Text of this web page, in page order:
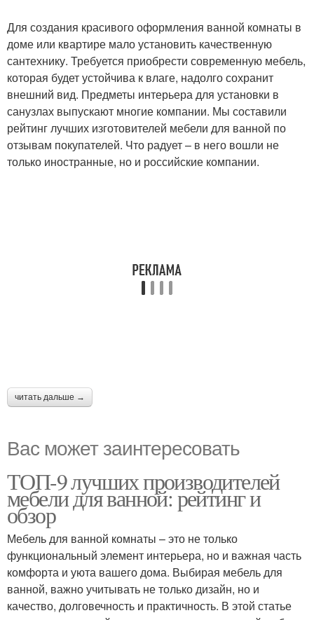
Для создания красивого оформления ванной комнаты в
доме или квартире мало установить качественную
сантехнику. Требуется приобрести современную мебель,
которая будет устойчива к влаге, надолго сохранит
внешний вид. Предметы интерьера для установки в
санузлах выпускают многие компании. Мы составили
рейтинг лучших изготовителей мебели для ванной по
отзывам покупателей. Что радует – в него вошли не
только иностранные, но и российские компании.
читать дальше →
Вас может заинтересовать
ТОП-9 лучших производителей
мебели для ванной: рейтинг и
обзор
Мебель для ванной комнаты – это не только
функциональный элемент интерьера, но и важная часть
комфорта и уюта вашего дома. Выбирая мебель для
ванной, важно учитывать не только дизайн, но и
качество, долговечность и практичность. В этой статье